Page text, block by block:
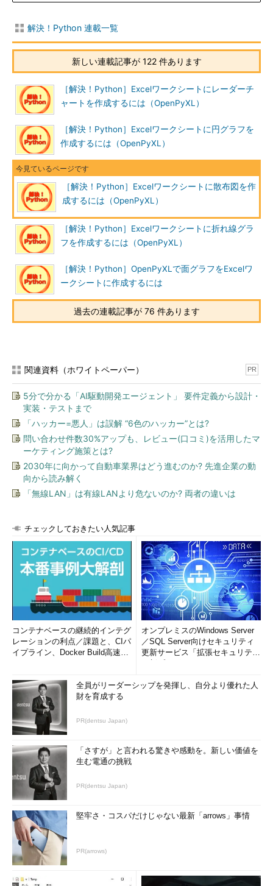
解決！Python 連載一覧
新しい連載記事が 122 件あります
［解決！Python］Excelワークシートにレーダーチ
ャートを作成するには（OpenPyXL）
［解決！Python］Excelワークシートに円グラフを
作成するには（OpenPyXL）
［解決！Python］Excelワークシートに散布図を作
成するには（OpenPyXL）
［解決！Python］Excelワークシートに折れ線グラ
フを作成するには（OpenPyXL）
［解決！Python］OpenPyXLで面グラフをExcelワ
ークシートに作成するには
過去の連載記事が 76 件あります
関連資料（ホワイトペーパー） PR
5分で分かる「AI駆動開発エージェント」 要件定義から設計・
実装・テストまで
「ハッカー=悪人」は誤解 “6色のハッカー”とは?
問い合わせ件数30%アップも、レビュー(口コミ)を活用したマ
ーケティング施策とは?
2030年に向かって自動車業界はどう進むのか? 先進企業の動
向から読み解く
「無線LAN」は有線LANより危ないのか? 両者の違いは
チェックしておきたい人気記事
コンテナベースの継続的インテグ
レーションの利点／課題と、CIパ
イプライン、Docker Build高速化
オンプレミスのWindows Server
／SQL Server向けセキュリティ
更新サービス「拡張セキュリティ
全員がリーダーシップを発揮し、自分より優れた人
財を育成する
PR(dentsu Japan)
「さすが」と言われる驚きや感動を。新しい価値を
生む電通の挑戦
PR(dentsu Japan)
堅牢さ・コスパだけじゃない最新「arrows」事情
PR(arrows)